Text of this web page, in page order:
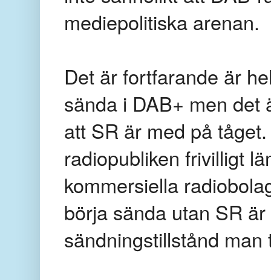
mediepolitiska arenan.
Det är fortfarande är
sända i DAB+ men det
att SR är med på
radiopubliken frivilligt
kommersiella
börja sända utan SR
sändningstillstånd